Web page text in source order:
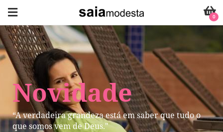
Novidade
“A verdadeira grandeza está em saber que tudo o
que somos vem de Deus."
0